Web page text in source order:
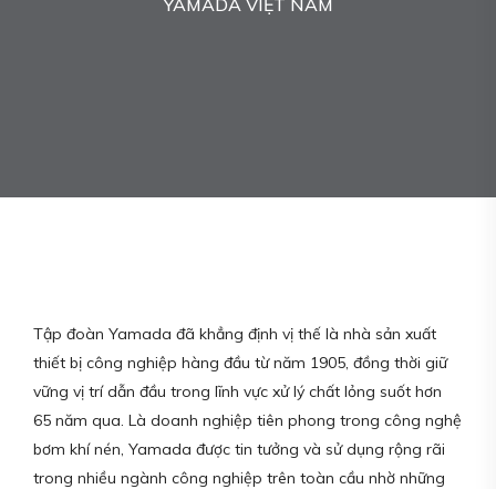
Tập đoàn Yamada đã khẳng định vị thế là nhà sản xuất
thiết bị công nghiệp hàng đầu từ năm 1905, đồng thời giữ
vững vị trí dẫn đầu trong lĩnh vực xử lý chất lỏng suốt hơn
65 năm qua. Là doanh nghiệp tiên phong trong công nghệ
bơm khí nén, Yamada được tin tưởng và sử dụng rộng rãi
trong nhiều ngành công nghiệp trên toàn cầu nhờ những